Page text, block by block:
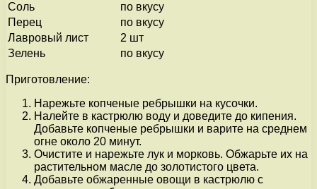
Соль
по вкусу
Перец
по вкусу
Лавровый лист
2 шт
Зелень
по вкусу
Приготовление:
Нарежьте копченые ребрышки на кусочки.
Налейте в кастрюлю воду и доведите до кипения.
Добавьте копченые ребрышки и варите на среднем
огне около 20 минут.
Очистите и нарежьте лук и морковь. Обжарьте их на
растительном масле до золотистого цвета.
Добавьте обжаренные овощи в кастрюлю с